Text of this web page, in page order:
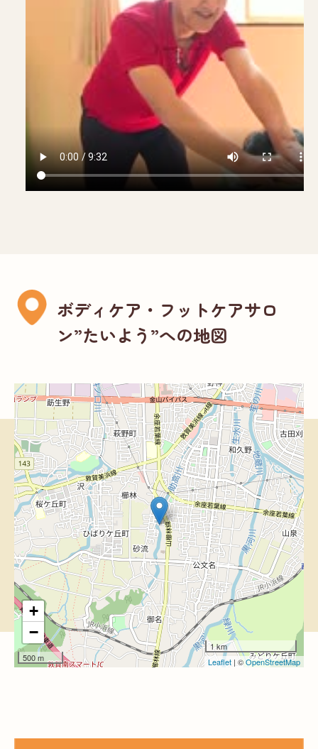
ボディケア・フットケアサロ
ン”たいよう”への地図
+
−
500 m
1 km
Leaflet | ©OpenStreetMap